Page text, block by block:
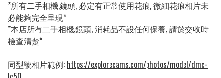
*所有二手相機,鏡頭, 必定有正常使用花痕, 微細花痕相片未
必能夠完全呈現*
*本店所有二手相機,鏡頭, 消耗品不設任何保養, 請於交收時
檢查清楚*
同型號相片範例: https://explorecams.com/photos/model/dmc-